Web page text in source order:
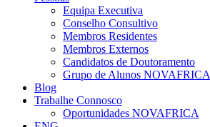
Equipa Executiva
Conselho Consultivo
Membros Residentes
Membros Externos
Candidatos de Doutoramento
Grupo de Alunos NOVAFRICA
Blog
Trabalhe Connosco
Oportunidades NOVAFRICA